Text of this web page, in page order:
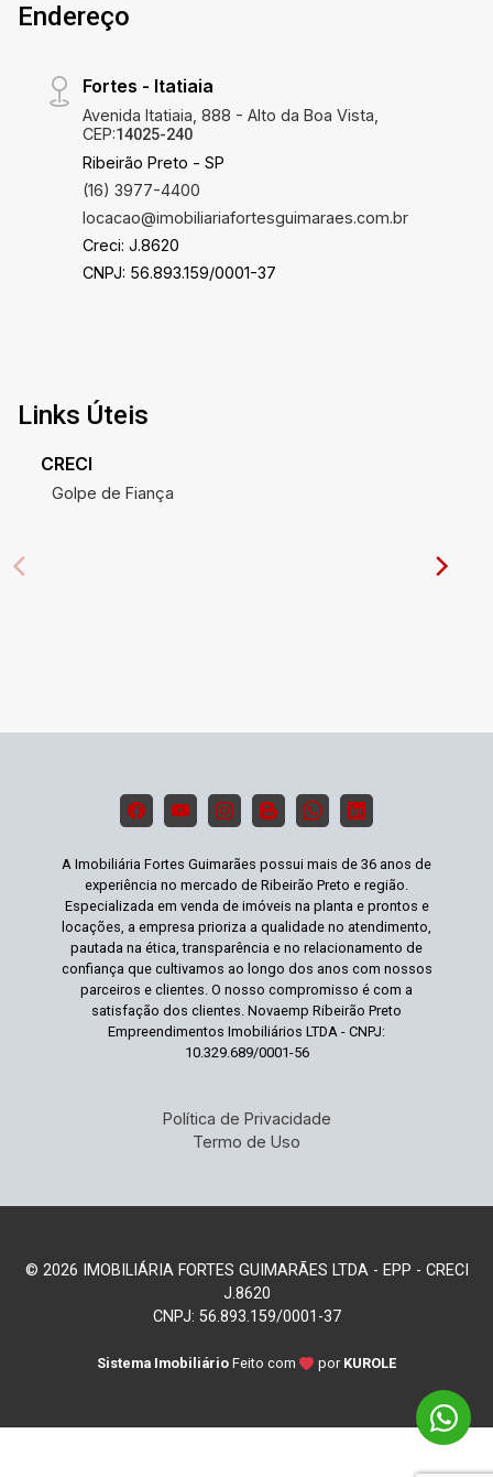
Endereço
Fortes - Itatiaia
Avenida Itatiaia, 888 - Alto da Boa Vista,
CEP:14025-240
Ribeirão Preto - SP
(16) 3977-4400
locacao@imobiliariafortesguimaraes.com.br
Creci: J.8620
CNPJ: 56.893.159/0001-37
Links Úteis
CRECI
Golpe de Fiança
A Imobiliária Fortes Guimarães possui mais de 36 anos de
experiência no mercado de Ribeirão Preto e região.
Especializada em venda de imóveis na planta e prontos e
locações, a empresa prioriza a qualidade no atendimento,
pautada na ética, transparência e no relacionamento de
confiança que cultivamos ao longo dos anos com nossos
parceiros e clientes. O nosso compromisso é com a
satisfação dos clientes. Novaemp Ribeirão Preto
Empreendimentos Imobiliários LTDA - CNPJ:
10.329.689/0001-56
Política de Privacidade
Termo de Uso
© 2026 IMOBILIÁRIA FORTES GUIMARÃES LTDA - EPP - CRECI
J.8620
CNPJ: 56.893.159/0001-37
Sistema Imobiliário Feito com por KUROLE